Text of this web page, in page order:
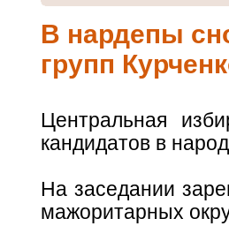
В нардепы
групп
Центральная
кандидатов в
На заседании
мажоритарных